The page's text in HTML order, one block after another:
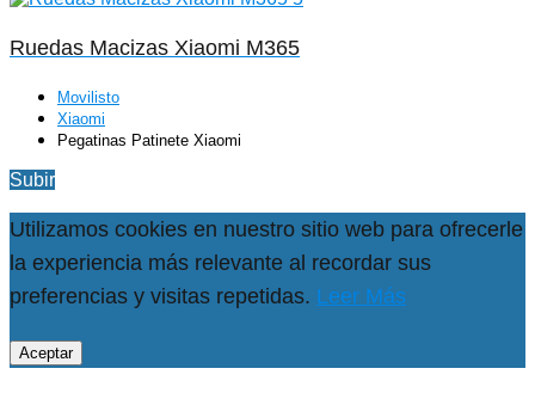
Ruedas Macizas Xiaomi M365
Movilisto
Xiaomi
Pegatinas Patinete Xiaomi
Subir
Utilizamos cookies en nuestro sitio web para ofrecerle
la experiencia más relevante al recordar sus
preferencias y visitas repetidas. Leer Más
Aceptar